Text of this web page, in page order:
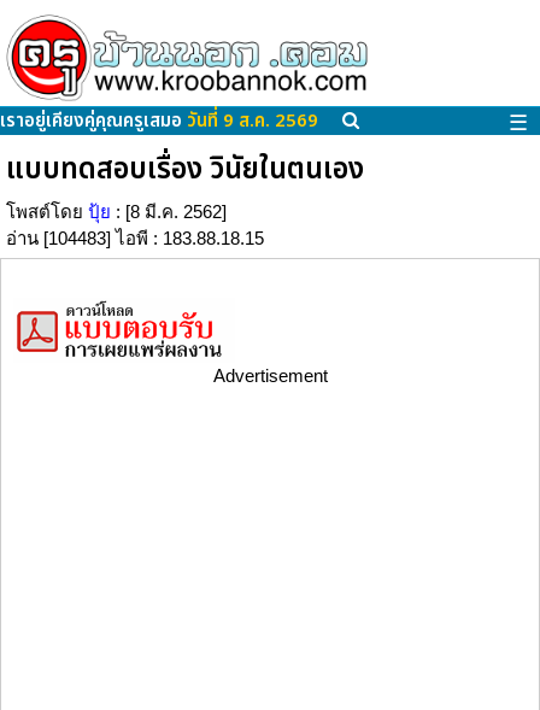
เราอยู่เคียงคู่คุณครูเสมอ วันที่ 9 ส.ค. 2569 ☰
แบบทดสอบเรื่อง วินัยในตนเอง
โพสต์โดย ปุ้ย : [8 มี.ค. 2562]
อ่าน [104483] ไอพี : 183.88.18.15
Advertisement